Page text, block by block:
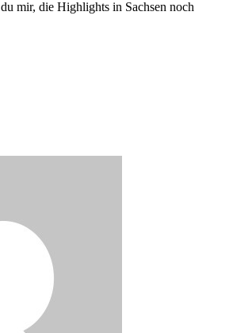
mir, die Highlights in Sachsen noch